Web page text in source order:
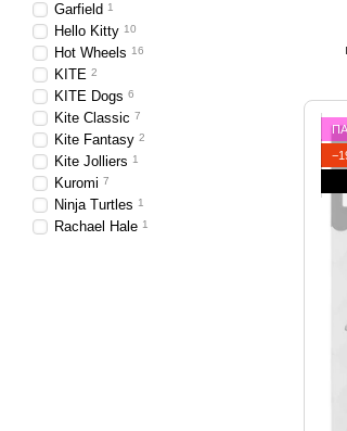
Garfield 1
Hello Kitty 10
Hot Wheels 16
KITE 2
KITE Dogs 6
Kite Classic 7
Kite Fantasy 2
Kite Jolliers 1
Kuromi 7
Ninja Turtles 1
Rachael Hale 1